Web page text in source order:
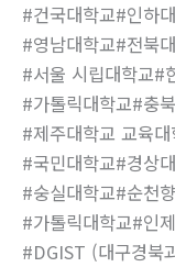
#건국대학교#인하
#영남대학교#전북
#서울 시립대학교#
#가톨릭대학교#충
#제주대학교 교육
#국민대학교#경상
#숭실대학교#순천
#가톨릭대학교#인
#DGIST (대구경북